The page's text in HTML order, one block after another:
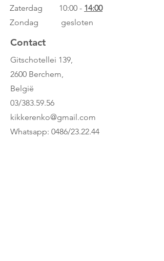
Zaterdag 10:00 - 14:00
Zondag gesloten
Contact
Gitschotellei 139,
2600 Berchem,
België
03/383.59.56
kikkerenko@gmail.com
Whatsapp: 0486/23.22.44